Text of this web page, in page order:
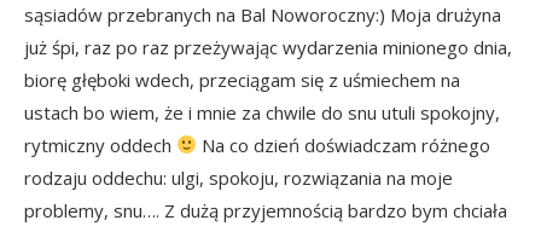
sąsiadów przebranych na Bal Noworoczny:) Moja drużyna
już śpi, raz po raz przeżywając wydarzenia minionego dnia,
biorę głęboki wdech, przeciągam się z uśmiechem na
ustach bo wiem, że i mnie za chwile do snu utuli spokojny,
rytmiczny oddech
Na co dzień doświadczam różnego
rodzaju oddechu: ulgi, spokoju, rozwiązania na moje
problemy, snu…. Z dużą przyjemnością bardzo bym chciała